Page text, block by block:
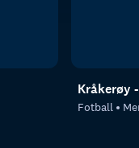
Kråkerøy
Fotball